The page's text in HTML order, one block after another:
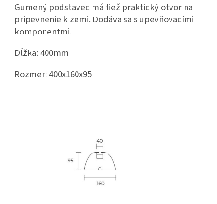
Gumený podstavec má tiež praktický otvor na
pripevnenie k zemi. Dodáva sa s upevňovacími
komponentmi.
Dĺžka: 400mm
Rozmer: 400x160x95